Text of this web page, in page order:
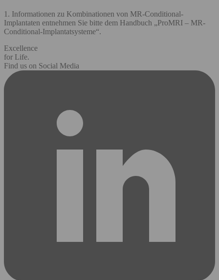
1. Informationen zu Kombinationen von MR-Conditional-
Implantaten entnehmen Sie bitte dem Handbuch „ProMRI – MR-
Conditional-Implantatsysteme“.
Excellence
for Life.
Find us on Social Media